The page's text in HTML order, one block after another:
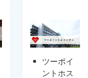
ツーポイ
ントホス